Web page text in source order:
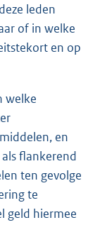
leden
of in welke
en op
welke
en
flankerend
ten gevolge
te
geld hiermee